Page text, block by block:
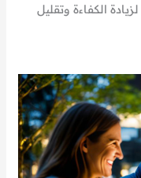
جو جميل ومريح. يمكن دمج لمبات LED لزيادة الكفاءة وتقليل